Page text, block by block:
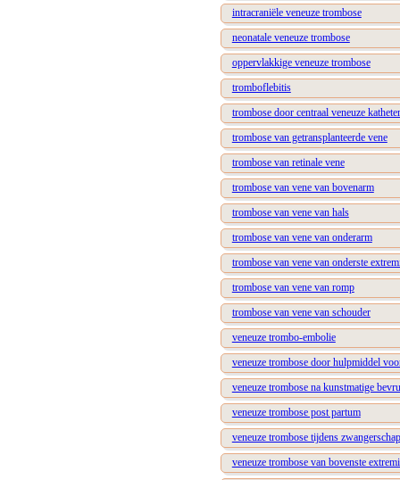
intracraniële veneuze trombose
neonatale veneuze trombose
oppervlakkige veneuze trombose
tromboflebitis
trombose door centraal veneuze katheter
trombose van getransplanteerde vene
trombose van retinale vene
trombose van vene van bovenarm
trombose van vene van hals
trombose van vene van onderarm
trombose van vene van onderste
trombose van vene van romp
trombose van vene van schouder
veneuze trombo-embolie
veneuze trombose door hulpmiddel
veneuze trombose na kunstmatige
veneuze trombose post partum
veneuze trombose tijdens zwangerschap
veneuze trombose van bovenste